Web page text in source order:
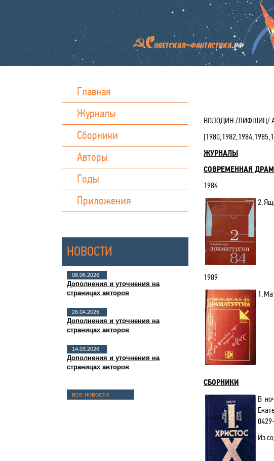
Главная
Журналы
Сборники
Авторы
Годы
Приложения
НОВОСТИ
08.06.2026
Дополнения и уточнения на
страницах авторов
26.04.2026
Дополнения и уточнения на
страницах авторов
14.03.2026
Дополнения и уточнения на
страницах авторов
все новости
ВОЛОДИН /ЛИФШИЦ/
[
ЖУРНАЛЫ
СОВРЕМЕННАЯ
1984
2.
1989
1.
СБОРНИКИ
В
Из